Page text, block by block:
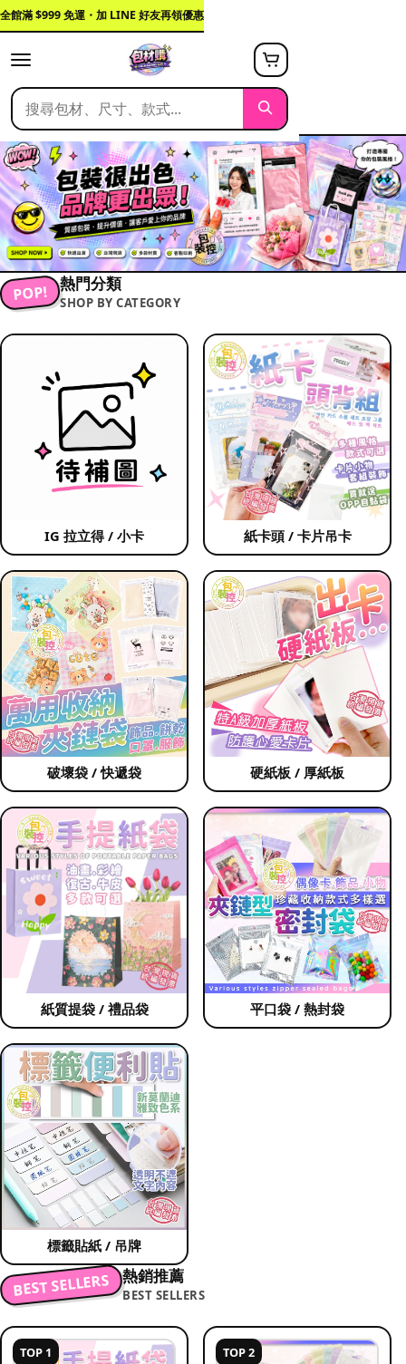
全館滿 $999 免運・加 LINE 好友再領優惠
POP! 熱門分類
SHOP BY CATEGORY
IG 拉立得 / 小卡 紙卡頭 / 卡片吊卡
破壞袋 / 快遞袋 硬紙板 / 厚紙板
紙質提袋 / 禮品袋 平口袋 / 熱封袋
標籤貼紙 / 吊牌
BEST SELLERS 熱銷推薦
BEST SELLERS
TOP 1 TOP 2